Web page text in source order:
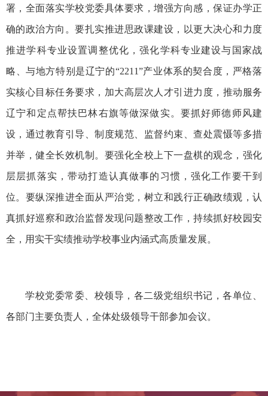
署，全面落实学校党委具体要求，增强方向感，保证办学正
确的政治方向。要扎实推进思政课建设，以更大决心和力度
推进学科专业设置调整优化，强化学科专业建设与国家战
略、与地方特别是辽宁的“2211”产业体系的契合度，严格落
实核心目标任务要求，加大高层次人才引进力度，推动服务
辽宁和定点帮扶巴林右旗等做深做实。要抓好师德师风建
设，通过教育引导、制度规范、监督约束、查处震慑等多措
并举，健全长效机制。要强化全校上下一盘棋的观念，强化
层层抓落实，带动打造认真做事的习惯，强化工作要干到
位。要纵深推进全面从严治党，树立和践行正确政绩观，认
真抓好巡察和政治监督发现问题整改工作，持续抓好校园安
全，用实干实绩推动学校事业内涵式高质量发展。
学校党委常委、校领导，各二级党组织书记，各单位、
各部门主要负责人，全体处级领导干部参加会议。